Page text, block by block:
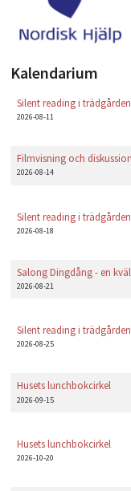
Kalendarium
Silent reading i trädgården
2026-08-11
Filmvisning och
2026-08-14
Silent reading i trädgården
2026-08-18
Salong Dingdång - en
2026-08-21
Silent reading i trädgården
2026-08-25
Husets lunchbokcirkel
2026-09-15
Husets lunchbokcirkel
2026-10-20